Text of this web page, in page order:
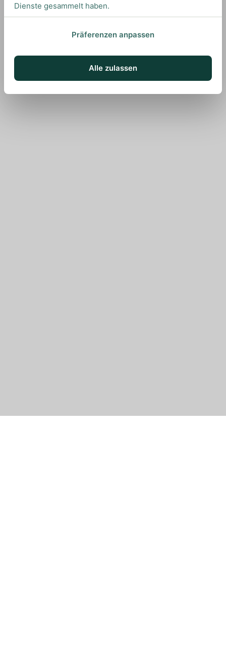
Dienste gesammelt haben.
Präferenzen anpassen
Alle zulassen